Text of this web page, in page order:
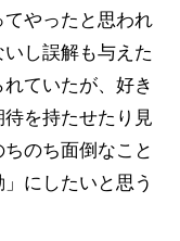
やったと思われ
し誤解も与えた
ていたが、好き
を持たせたり見
のち面倒なこと
にしたいと思う